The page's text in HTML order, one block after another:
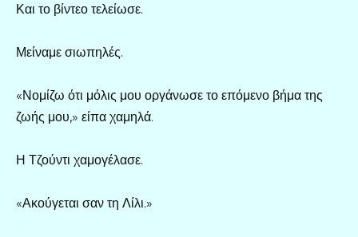
Και το βίντεο τελείωσε.
Μείναμε σιωπηλές.
«Νομίζω ότι μόλις μου οργάνωσε το επόμενο βήμα της
ζωής μου,» είπα χαμηλά.
Η Τζούντι χαμογέλασε.
«Ακούγεται σαν τη Λίλι.»